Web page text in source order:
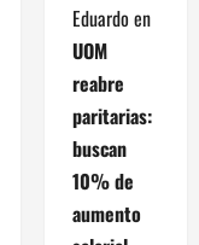
Eduardo en
UOM
reabre
paritarias:
buscan
10% de
aumento